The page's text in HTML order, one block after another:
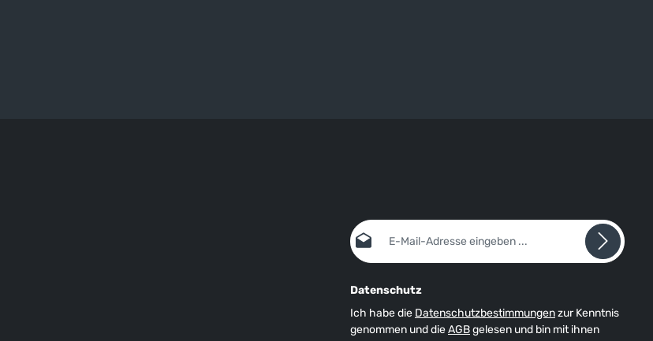
E-Mail-Adresse*
Datenschutz
Ich habe die Datenschutzbestimmungenzur Kenntnis
genommen und dieAGBgelesen und bin mit ihnen